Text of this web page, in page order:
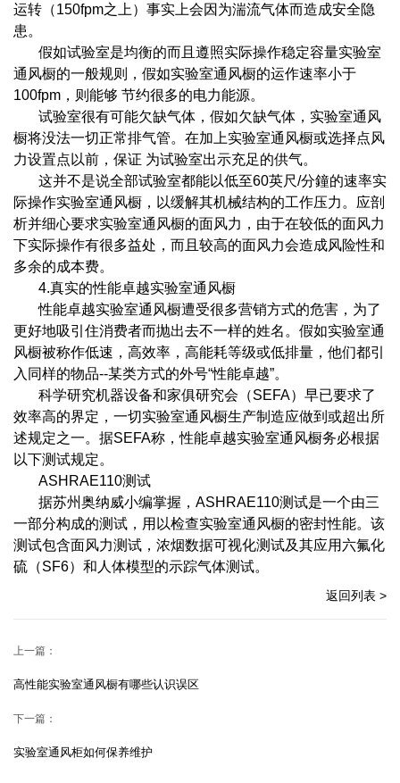
运转（150fpm之上）事实上会因为湍流气体而造成安全隐
患。
假如试验室是均衡的而且遵照实际操作稳定容量实验室
通风橱的一般规则，假如实验室通风橱的运作速率小于
100fpm，则能够 节约很多的电力能源。
试验室很有可能欠缺气体，假如欠缺气体，实验室通风
橱将没法一切正常排气管。在加上实验室通风橱或选择点风
力设置点以前，保证 为试验室出示充足的供气。
这并不是说全部试验室都能以低至60英尺/分鐘的速率实
际操作实验室通风橱，以缓解其机械结构的工作压力。应剖
析并细心要求实验室通风橱的面风力，由于在较低的面风力
下实际操作有很多益处，而且较高的面风力会造成风险性和
多余的成本费。
4.真实的性能卓越实验室通风橱
性能卓越实验室通风橱遭受很多营销方式的危害，为了
更好地吸引住消费者而抛出去不一样的姓名。假如实验室通
风橱被称作低速，高效率，高能耗等级或低排量，他们都引
入同样的物品--某类方式的外号“性能卓越”。
科学研究机器设备和家俱研究会（SEFA）早已要求了
效率高的界定，一切实验室通风橱生产制造应做到或超出所
述规定之一。据SEFA称，性能卓越实验室通风橱务必根据
以下测试规定。
ASHRAE110测试
据苏州奥纳威小编掌握，ASHRAE110测试是一个由三
一部分构成的测试，用以检查实验室通风橱的密封性能。该
测试包含面风力测试，浓烟数据可视化测试及其应用六氟化
硫（SF6）和人体模型的示踪气体测试。
返回列表 >
上一篇：
高性能实验室通风橱有哪些认识误区
下一篇：
实验室通风柜如何保养维护